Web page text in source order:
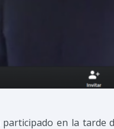
participado en la